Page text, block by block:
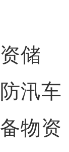
储
汛车
物资